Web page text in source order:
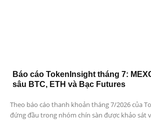
Báo cáo TokenInsight tháng 7:
sâu BTC, ETH và Bạc Futures
Theo báo cáo thanh khoản tháng 7/2026 của
đứng đầu trong nhóm chín sàn được khảo sát